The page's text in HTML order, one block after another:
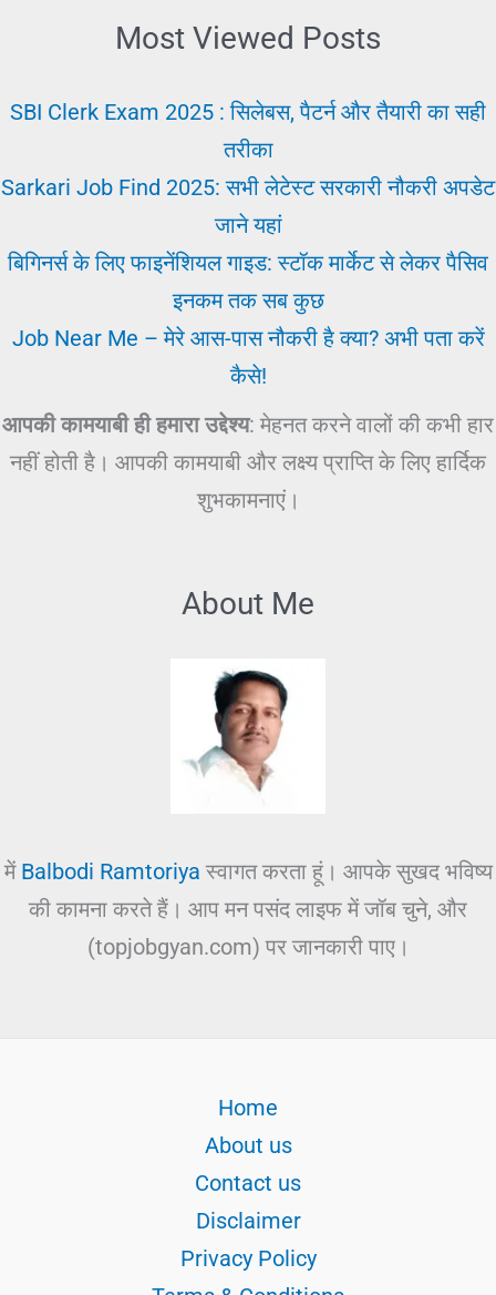
Most Viewed Posts
SBI Clerk Exam 2025 : सिलेबस, पैटर्न और तैयारी का सही
तरीका
Sarkari Job Find 2025: सभी लेटेस्ट सरकारी नौकरी अपडेट
जाने यहां
बिगिनर्स के लिए फाइनेंशियल गाइड: स्टॉक मार्केट से लेकर पैसिव
इनकम तक सब कुछ
Job Near Me – मेरे आस-पास नौकरी है क्या? अभी पता करें
कैसे!
आपकी कामयाबी ही हमारा उद्देश्य: मेहनत करने वालों की कभी हार
नहीं होती है। आपकी कामयाबी और लक्ष्य प्राप्ति के लिए हार्दिक
शुभकामनाएं।
About Me
में Balbodi Ramtoriya स्वागत करता हूं। आपके सुखद भविष्य
की कामना करते हैं। आप मन पसंद लाइफ में जॉब चुने, और
(topjobgyan.com) पर जानकारी पाए।
Home
About us
Contact us
Disclaimer
Privacy Policy